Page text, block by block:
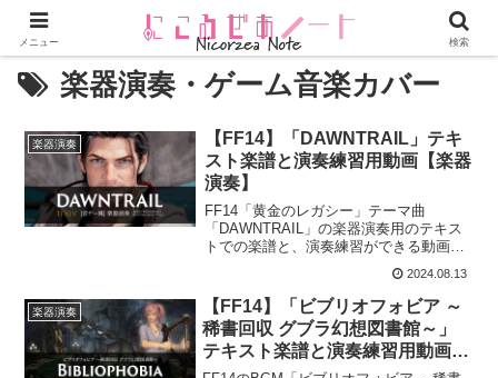
楽器演奏・ゲーム音楽カバー
楽器演奏
【FF14】「DAWNTRAIL」テキ
スト楽譜と演奏練習用動画【楽器
演奏】
FF14「黄金のレガシー」テーマ曲
「DAWNTRAIL」の楽器演奏用のテキス
トでの楽譜と、演奏練習ができる動画を
“DAWNTRAIL” Bard Performance.
Please...
2024.08.13
楽器演奏
【FF14】「ビブリオフォビア ～
稀書回収 グブラ幻想図書館～」
テキスト楽譜と演奏練習用動画
【楽器演奏】
メニュー 検索